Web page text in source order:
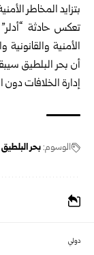
بتزايد المخاطر
تعكس حادثة
الأمنية
أن بحر البلطيق
إدارة الخلافات
الوسوم:بحر البلطيق
دولي